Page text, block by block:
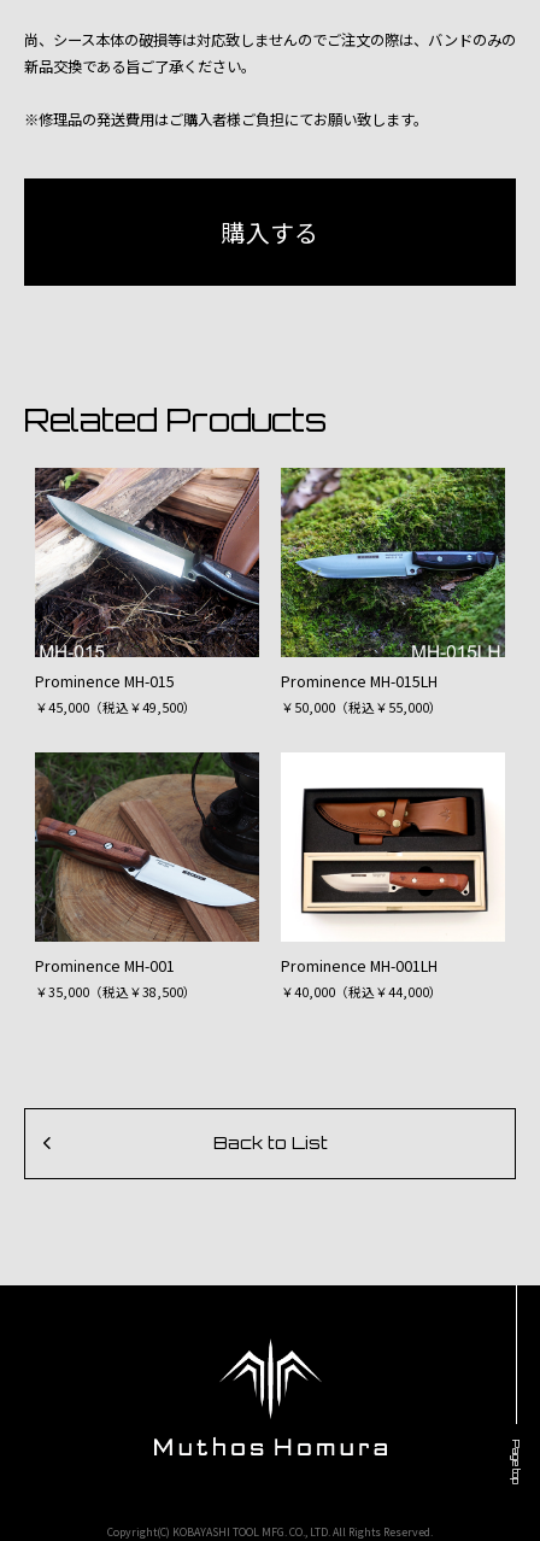
尚、シース本体の破損等は対応致しませんのでご注文の際は、バンドのみの
新品交換である旨ご了承ください。
※修理品の発送費用はご購入者様ご負担にてお願い致します。
Related Products
Prominence MH-015
￥45,000（税込￥49,500）
Prominence MH-015LH
￥50,000（税込￥55,000）
Prominence MH-001
￥35,000（税込￥38,500）
Prominence MH-001LH
￥40,000（税込￥44,000）
Back to List
Copyright(C) KOBAYASHI TOOL MFG. CO., LTD. All Rights Reserved.
Page top